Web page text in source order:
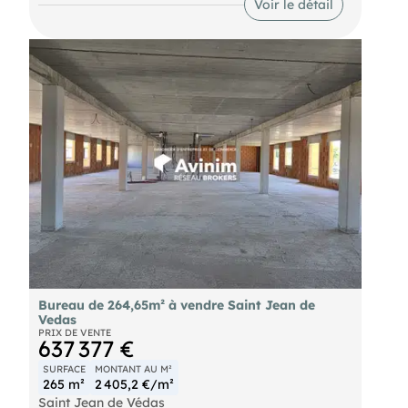
activités tertiaires.
Voir le détail
Bureau de 264,65m² à vendre Saint Jean de
Vedas
PRIX DE VENTE
637 377 €
SURFACE
265 m²
MONTANT AU M²
2 405,2 €/m²
Saint Jean de Védas